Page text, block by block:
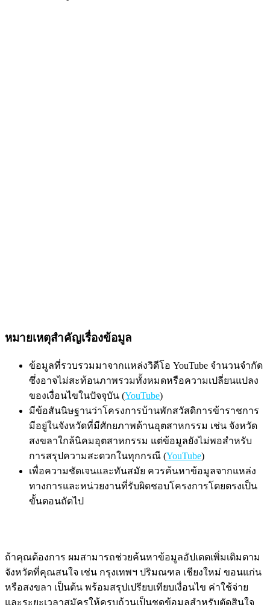
หมายเหตุสำคัญเรื่องข้อมูล
ข้อมูลที่รวบรวมมาจากแหล่งวิดีโอ YouTube จำนวนจำกัด
ซึ่งอาจไม่สะท้อนภาพรวมทั้งหมดหรือความเปลี่ยนแปลง
ของเงื่อนไขในปัจจุบัน (YouTube)
มีข้อสันนิษฐานว่าโครงการบ้านพักสวัสดิการข้าราชการ
มีอยู่ในจังหวัดที่มีศักยภาพด้านอุตสาหกรรม เช่น จังหวัด
สงขลาใกล้นิคมอุตสาหกรรม แต่ข้อมูลยังไม่พอสำหรับ
การสรุปความสะดวกในทุกกรณี (YouTube)
เพื่อความชัดเจนและทันสมัย ควรค้นหาข้อมูลจากแหล่ง
ทางการและหน่วยงานที่รับผิดชอบโครงการโดยตรงเป็น
ขั้นตอนถัดไป
ถ้าคุณต้องการ ผมสามารถช่วยค้นหาข้อมูลอัปเดตเพิ่มเติมตาม
จังหวัดที่คุณสนใจ เช่น กรุงเทพฯ ปริมณฑล เชียงใหม่ ขอนแก่น
หรือสงขลา เป็นต้น พร้อมสรุปเปรียบเทียบเงื่อนไข ค่าใช้จ่าย
และระยะเวลาสมัครให้ครบถ้วนเป็นชุดข้อมูลสำหรับตัดสินใจ